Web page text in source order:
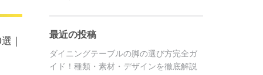
｜
最近の投稿
ダイニングテーブルの脚の選び方完全ガ
イド！種類・素材・デザインを徹底解説